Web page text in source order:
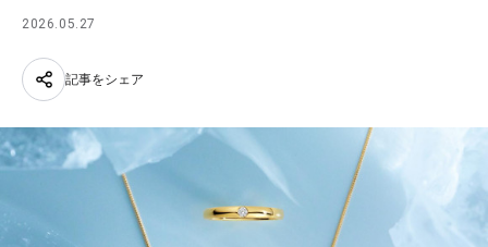
2026.05.27
記事をシェア